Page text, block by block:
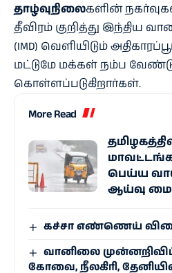
தாழ்வுநிலைகளின்
தீவிரம் குறித்து இந்திய
(IMD) வெளியிடும்
மட்டுமே மக்கள் நம்ப
கொள்ளப்படுகிறார்கள்.
More Read
பெய்ய
ஆய்வு
கச்சா எண்ணெய்
வானிலை
கோவை, நீலகிரி,